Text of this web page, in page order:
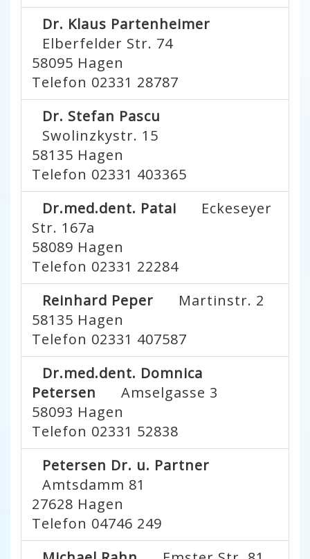
Dr. Klaus Partenheimer
Elberfelder Str. 74
58095 Hagen
Telefon 02331 28787
Dr. Stefan Pascu
Swolinzkystr. 15
58135 Hagen
Telefon 02331 403365
Dr.med.dent. Patai
Eckeseyer
Str. 167a
58089 Hagen
Telefon 02331 22284
Reinhard Peper
Martinstr. 2
58135 Hagen
Telefon 02331 407587
Dr.med.dent. Domnica
Petersen
Amselgasse 3
58093 Hagen
Telefon 02331 52838
Petersen Dr. u. Partner
Amtsdamm 81
27628 Hagen
Telefon 04746 249